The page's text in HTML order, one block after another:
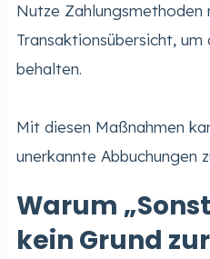
Nutze Zahlungsmethoden
Transaktionsübersicht, um
behalten.
Mit diesen Maßnahmen
unerkannte Abbuchungen
Warum
kein Grund